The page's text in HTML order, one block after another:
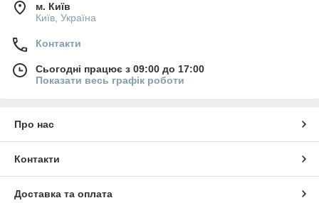
м. Київ
Київ, Україна
Контакти
Сьогодні працює з 09:00 до 17:00
Показати весь графік роботи
Про нас
Контакти
Доставка та оплата